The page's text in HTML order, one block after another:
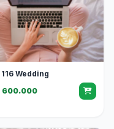
116 Wedding
600.000